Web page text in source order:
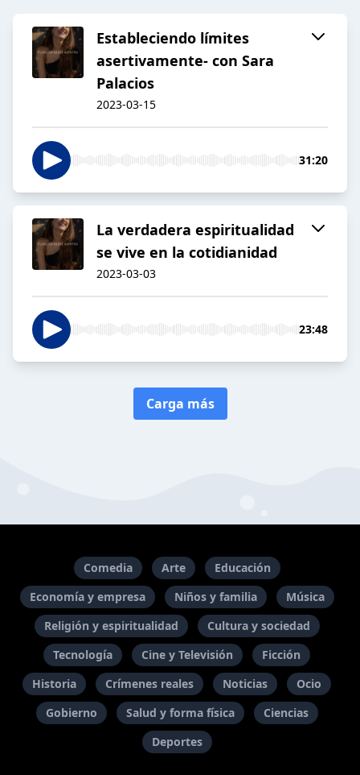
Estableciendo límites
asertivamente- con Sara
Palacios
2023-03-15
31:20
La verdadera espiritualidad
se vive en la cotidianidad
2023-03-03
23:48
Carga más
Comedia Arte
Educación
Economía y empresa
Niños y familia
Música
Religión y espiritualidad
Cultura y sociedad
Tecnología
Cine y Televisión
Ficción
Historia
Crímenes reales Noticias
Ocio
Gobierno
Salud y forma física
Ciencias
Deportes